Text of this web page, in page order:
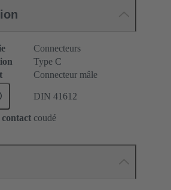
Connecteurs
Type C
Connecteur mâle
DIN 41612
coudé